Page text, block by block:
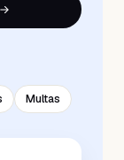
Multas